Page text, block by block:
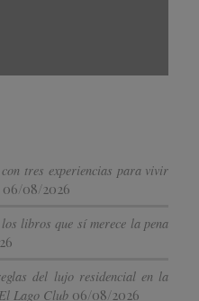
tres experiencias para vivir
06/08/2026
libros que sí merece la pena
del lujo residencial en la
Lago Club 06/08/2026